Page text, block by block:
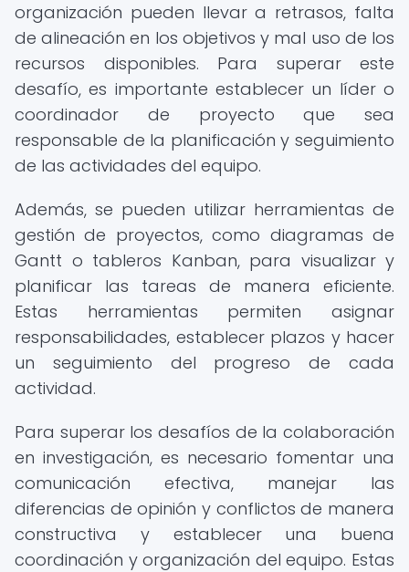
organización pueden llevar a retrasos, falta
de alineación en los objetivos y mal uso de los
recursos disponibles. Para superar este
desafío, es importante establecer un líder o
coordinador de proyecto que sea
responsable de la planificación y seguimiento
de las actividades del equipo.
Además, se pueden utilizar herramientas de
gestión de proyectos, como diagramas de
Gantt o tableros Kanban, para visualizar y
planificar las tareas de manera eficiente.
Estas herramientas permiten asignar
responsabilidades, establecer plazos y hacer
un seguimiento del progreso de cada
actividad.
Para superar los desafíos de la colaboración
en investigación, es necesario fomentar una
comunicación efectiva, manejar las
diferencias de opinión y conflictos de manera
constructiva y establecer una buena
coordinación y organización del equipo. Estas